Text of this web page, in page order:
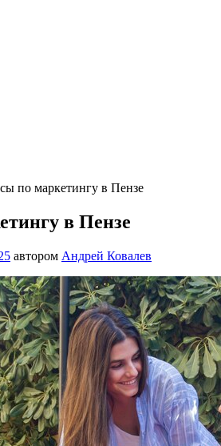
по маркетингу в Пензе
в Пензе
автором Андрей Ковалев